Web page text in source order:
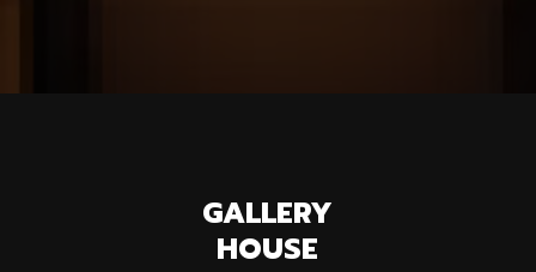
GALLERY
HOUSE